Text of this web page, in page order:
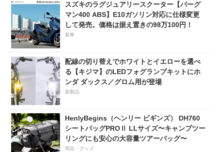
スズキのラグジュアリースクーター【バーグ
マン400 ABS】E10ガソリン対応に仕様変更
して発売。価格は据え置きの98万100円！
新車
配線の切り替えでホワイトとイエローを選べ
る【キジマ】のLEDフォグランプキットにホ
ンダ ダックス／グロム用が登場
新製品
HenlyBegins（ヘンリー ビギンズ） DH760
シートバッグPROⅡ LLサイズ〜キャンプツー
リングにも安心の大容量ツアーバッグ〜
用品・グッズ